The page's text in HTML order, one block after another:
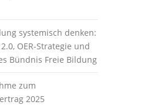
systemisch denken:
OER-Strategie und
Bündnis Freie Bildung
zum
2025